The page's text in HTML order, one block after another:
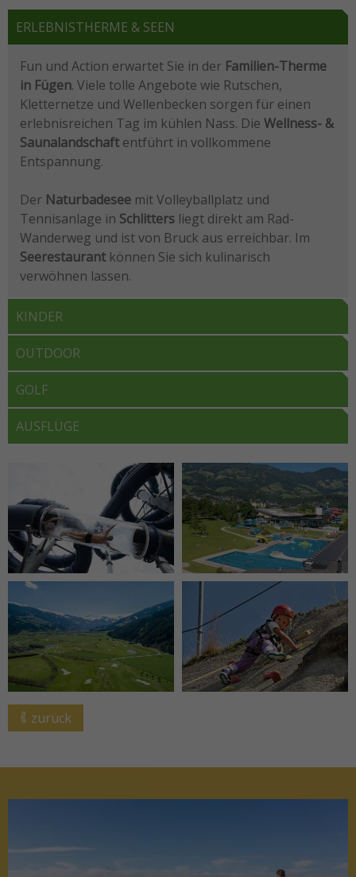
ERLEBNISTHERME & SEEN
Fun und Action erwartet Sie in der Familien-Therme
in Fügen. Viele tolle Angebote wie Rutschen,
Kletternetze und Wellenbecken sorgen für einen
erlebnisreichen Tag im kühlen Nass. Die Wellness- &
Saunalandschaft entführt in vollkommene
Entspannung.
Der Naturbadesee mit Volleyballplatz und
Tennisanlage in Schlitters liegt direkt am Rad-
Wanderweg und ist von Bruck aus erreichbar. Im
Seerestaurant können Sie sich kulinarisch
verwöhnen lassen.
KINDER
OUTDOOR
GOLF
AUSFLÜGE
zurück